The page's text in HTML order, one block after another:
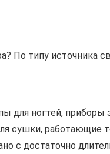
По типу источника
для ногтей,
сушки, работающие
с достаточно